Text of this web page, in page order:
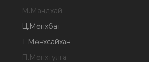
М.Мандхай
Ц.Мөнхбат
Т.Мөнхсайхан
П.Мөнхтулга